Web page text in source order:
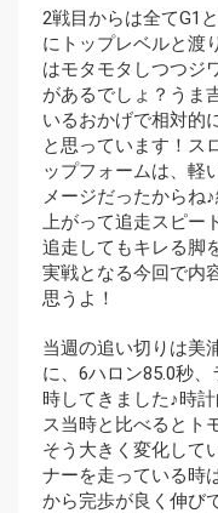
2戦目からは全てG1
にトップレベルと渡
はモタモタしつつジ
があるでしょ？うま
いるおかげで相対的
と思っています！ス
ップフォームは、軽
メージだったからね
上がって追走スピー
追走してもキレる脚
実戦となる今回で内
思うよ！
当週の追い切りは美
に、6ハロン85.0秒
時してきました♪時
ス当時と比べるとト
そう大きく変化して
ナーを走っている時
から完歩が良く伸び